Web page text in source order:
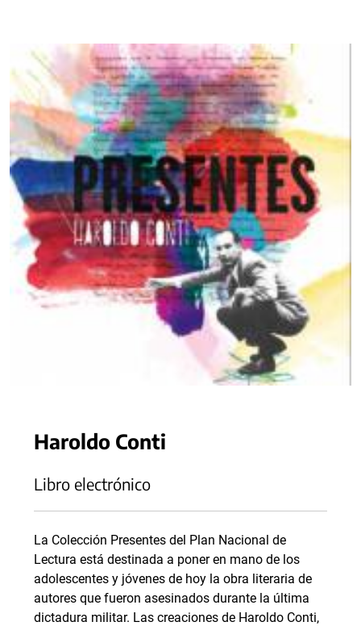
Haroldo Conti
Libro electrónico
La Colección Presentes del Plan Nacional de
Lectura está destinada a poner en mano de los
adolescentes y jóvenes de hoy la obra literaria de
autores que fueron asesinados durante la última
dictadura militar. Las creaciones de Haroldo Conti,